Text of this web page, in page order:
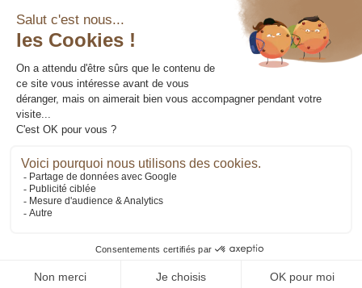
Gestion des cookies
Données personnelles
Réglementaires
droits réservés.